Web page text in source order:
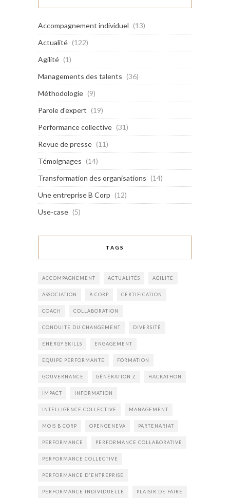
Accompagnement individuel (13)
Actualité (122)
Agilité (1)
Managements des talents (36)
Méthodologie (9)
Parole d'expert (19)
Performance collective (31)
Revue de presse (11)
Témoignages (14)
Transformation des organisations (14)
Une entreprise B Corp (12)
Use-case (5)
TAGS
ACCOMPAGNEMENT ACTUALITÉS AGILITE
ASSOCIATION B CORP CERTIFICATION
COACH COLLABORATION
CONDUITE DU CHANGEMENT DIVERSITÉ
ENERGY SKILLS ENGAGEMENT
EQUIPE PERFORMANTE FORMATION
GOUVERNANCE GÉNÉRATION Z HACKATHON
IMPACT INFORMATION
INTELLIGENCE COLLECTIVE MANAGEMENT
MOIS B CORP OPENGENEVA PARTENARIAT
PERFORMANCE PERFORMANCE COLLABORATIVE
PERFORMANCE COLLECTIVE
PERFORMANCE D'ENTREPRISE
PERFORMANCE INDIVIDUELLE PLAISIR DE FAIRE